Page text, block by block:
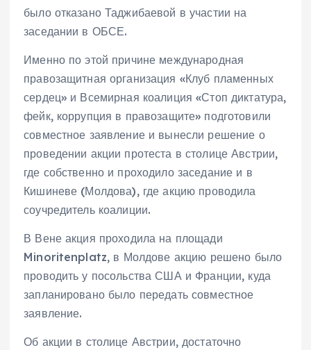
было отказано Таджибаевой в участии на
заседании в ОБСЕ.
Именно по этой причине международная
правозащитная организация «Клуб пламенных
сердец» и Всемирная коалиция «Стоп диктатура,
фейк, коррупция в правозащите» подготовили
совместное заявление и вынесли решение о
проведении акции протеста в столице Австрии,
где собственно и проходило заседание и в
Кишиневе (Молдова), где акцию проводила
соучредитель коалиции.
В Вене акция проходила на площади
Minoritenplatz, в Молдове акцию решено было
проводить у посольства США и Франции, куда
запланировано было передать совместное
заявление.
Об акции в столице Австрии, достаточно